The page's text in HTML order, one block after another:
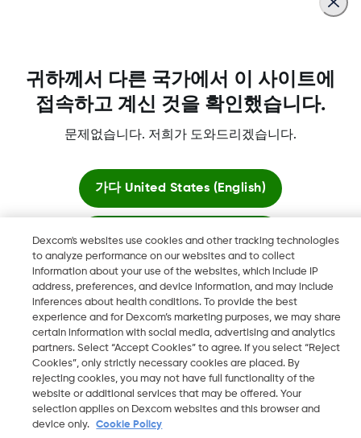
Dexcom, Dexcom Clarity, Dexcom Follow, Dexcom One,
기타 국가에서 사용하는 Dexcom, Inc.의 등록 상표 또는 상표입니
MAT-1912, LBL-1004350 Rev001
2026 Dexcom, Inc. 모든 권리 보유.
KR
지역 변경
Dexcom's websites use cookies and other tracking technologies
to analyze performance on our websites and to collect
information about your use of the websites, which include IP
address, preferences, and device information, and may include
inferences about health conditions. To provide the best
experience and for Dexcom’s marketing purposes, we may share
certain information with social media, advertising and analytics
partners. Select “Accept Cookies” to agree. If you select “Reject
Cookies”, only strictly necessary cookies are placed. By
rejecting cookies, you may not have full functionality of the
website or additional services that may be offered. Your
selection applies on Dexcom websites and this browser and
device only.
Cookie Policy
귀하께서 다른 국가에서 이 사이트에
접속하고 계신 것을 확인했습니다.
문제없습니다. 저희가 도와드리겠습니다.
가다 United States (English)
여기 머무르세요
글로벌 사이트 보기